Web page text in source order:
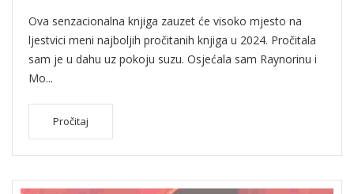
Ova senzacionalna knjiga zauzet će visoko mjesto na
ljestvici meni najboljih pročitanih knjiga u 2024. Pročitala
sam je u dahu uz pokoju suzu. Osjećala sam Raynorinu i
Mo...
Pročitaj